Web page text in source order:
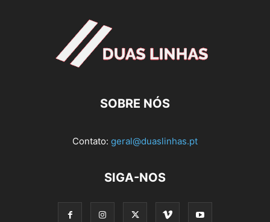
SOBRE NÓS
Contato: geral@duaslinhas.pt
SIGA-NOS